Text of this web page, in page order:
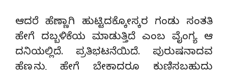
ಆದರೆ ಹೆಣ್ಣಾಗಿ ಹುಟ್ಟಿದಕ್ಕೋಸ್ಕರ ಗಂಡು ಸಂತತಿ
ಹೇಗೆ ದಬ್ಬಳಿಕೆಯ ಮಾಡುತ್ತಿದೆ ಎಂಬ ವೈಂಗ್ಯ ಆ
ದನಿಯಲ್ಲಿದೆ. ಪ್ರತಿಭಟನೆಯಿದೆ. ಪುರುಷನಾದವ